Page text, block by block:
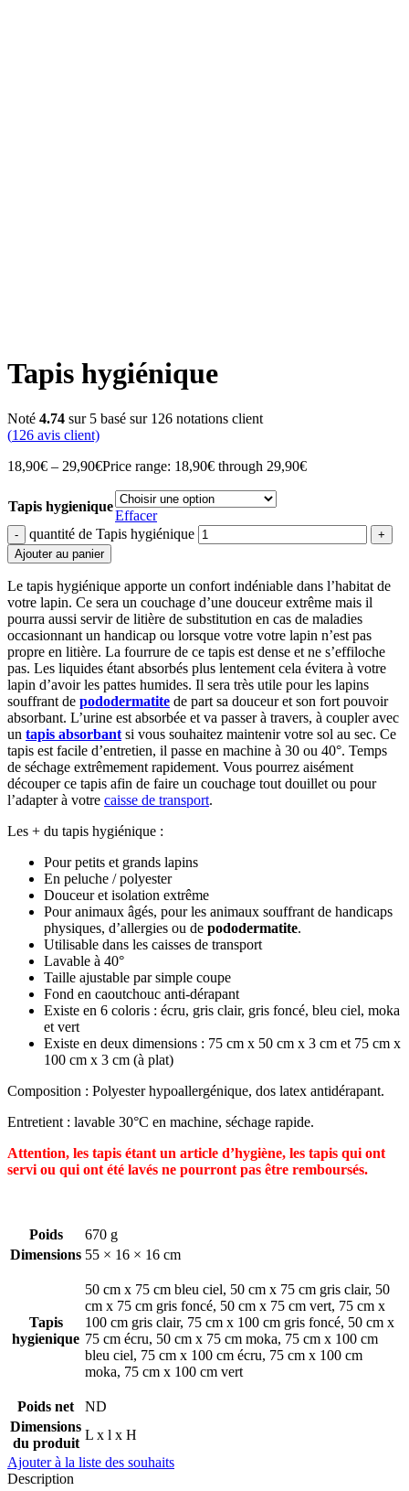
Tapis hygiénique
Noté 4.74 sur 5 basé sur 126 notations client
(126 avis client)
18,90€ – 29,90€Price range: 18,90€ through 29,90€
Tapis hygienique
Effacer
quantité de Tapis hygiénique
Ajouter au panier
Le tapis hygiénique apporte un confort indéniable dans l’habitat de
votre lapin. Ce sera un couchage d’une douceur extrême mais il
pourra aussi servir de litière de substitution en cas de maladies
occasionnant un handicap ou lorsque votre votre lapin n’est pas
propre en litière. La fourrure de ce tapis est dense et ne s’effiloche
pas. Les liquides étant absorbés plus lentement cela évitera à votre
lapin d’avoir les pattes humides. Il sera très utile pour les lapins
souffrant de pododermatite de part sa douceur et son fort pouvoir
absorbant. L’urine est absorbée et va passer à travers, à coupler avec
un tapis absorbant si vous souhaitez maintenir votre sol au sec. Ce
tapis est facile d’entretien, il passe en machine à 30 ou 40°. Temps
de séchage extrêmement rapidement. Vous pourrez aisément
découper ce tapis afin de faire un couchage tout douillet ou pour
l’adapter à votre caisse de transport.
Les + du tapis hygiénique :
Pour petits et grands lapins
En peluche / polyester
Douceur et isolation extrême
Pour animaux âgés, pour les animaux souffrant de handicaps
physiques, d’allergies ou de pododermatite.
Utilisable dans les caisses de transport
Lavable à 40°
Taille ajustable par simple coupe
Fond en caoutchouc anti-dérapant
Existe en 6 coloris : écru, gris clair, gris foncé, bleu ciel, moka
et vert
Existe en deux dimensions : 75 cm x 50 cm x 3 cm et 75 cm x
100 cm x 3 cm (à plat)
Composition : Polyester hypoallergénique, dos latex antidérapant.
Entretient : lavable 30°C en machine, séchage rapide.
Attention, les tapis étant un article d’hygiène, les tapis qui ont
servi ou qui ont été lavés ne pourront pas être remboursés.
Poids
670 g
Dimensions 55 × 16 × 16 cm
Tapis
hygienique
50 cm x 75 cm bleu ciel, 50 cm x 75 cm gris clair, 50
cm x 75 cm gris foncé, 50 cm x 75 cm vert, 75 cm x
100 cm gris clair, 75 cm x 100 cm gris foncé, 50 cm x
75 cm écru, 50 cm x 75 cm moka, 75 cm x 100 cm
bleu ciel, 75 cm x 100 cm écru, 75 cm x 100 cm
moka, 75 cm x 100 cm vert
Poids net
ND
Dimensions
du produit
L x l x H
Ajouter à la liste des souhaits
Description